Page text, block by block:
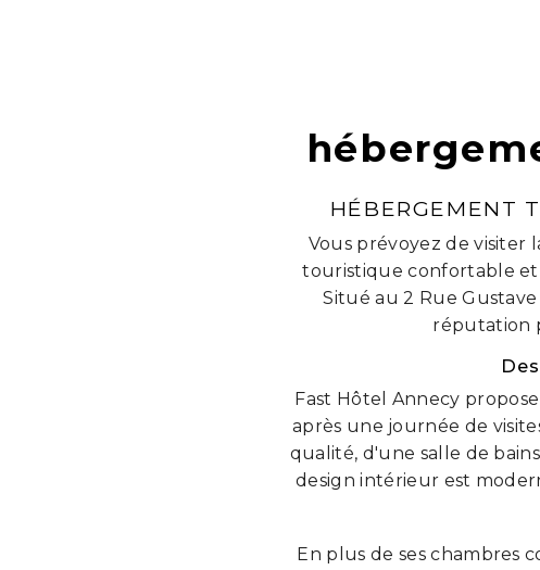
HÉBERGEMENT
Vous prévoyez de visiter
touristique confortable et
Situé au 2 Rue
réputation
Fast Hôtel Annecy
après une journée de
qualité, d'une salle de
design intérieur est
En plus de ses chambres